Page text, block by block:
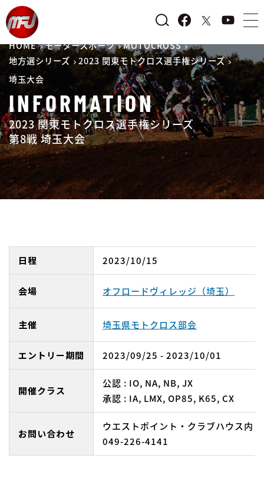
HOME モータースポーツ
MOTOCROSS
地方選シリーズ
2023 関東モトクロス選手権シリーズ
埼玉大会
INFORMATION
2023 関東モトクロス選手権シリーズ
第8戦 埼玉大会
日程 2023/10/15
会場 オフロードヴィレッジ（埼玉）
主催 埼玉県モトクロス部会
エントリー期間 2023/09/25 - 2023/10/01
開催クラス
公認 : IO, NA, NB, JX
承認 : IA, LMX, OP85, K65, CX
お問い合わせ
ウエストポイント・クラブハウス内
049-226-4141